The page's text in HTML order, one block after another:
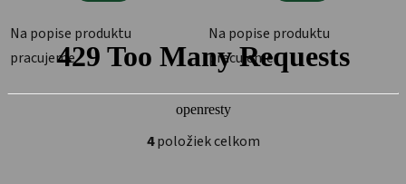
Na popise produktu
pracujeme
Na popise produktu
pracujeme
Ovládacie prvky výpisu
4položiek celkom